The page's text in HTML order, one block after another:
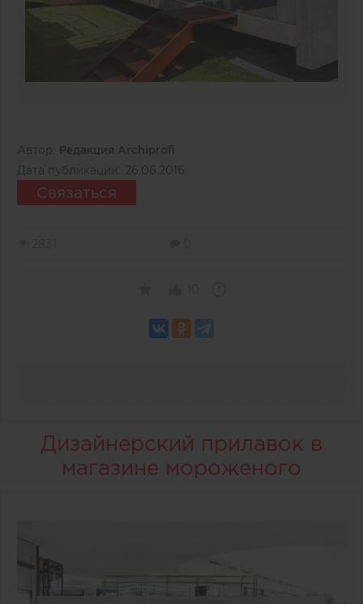
Автор:
Редакция Archiprofi
Дата публикации:
26.06.2016
Связаться
Дизайнерский прилавок в
магазине мороженого